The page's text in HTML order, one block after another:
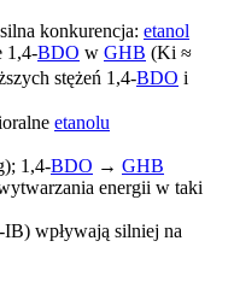
konkurencja: etanol
1,4-BDO w GHB (Ki ≈
stężeń 1,4-BDO i
etanolu
1,4-BDO → GHB
energii w taki
wpływają silniej na